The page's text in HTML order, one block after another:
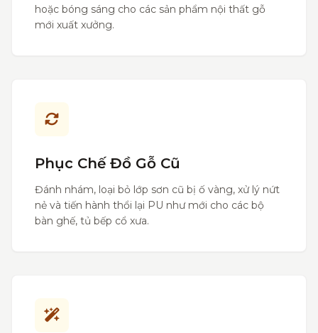
hoặc bóng sáng cho các sản phẩm nội thất gỗ
mới xuất xưởng.
Phục Chế Đồ Gỗ Cũ
Đánh nhám, loại bỏ lớp sơn cũ bị ố vàng, xử lý nứt
nẻ và tiến hành thổi lại PU như mới cho các bộ
bàn ghế, tủ bếp cổ xưa.